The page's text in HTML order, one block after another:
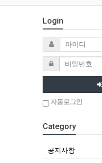
Login
자동로그인
Category
공지사항